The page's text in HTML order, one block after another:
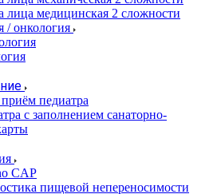
лица медицинская 2 сложности
/ онкология
педиатра
с заполнением санаторно-
CAP
пищевой непереносимости